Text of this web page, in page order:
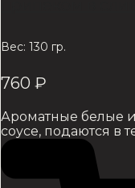
Вес: 130 гр.
760 ₽
Ароматные белые
соусе, подаются в